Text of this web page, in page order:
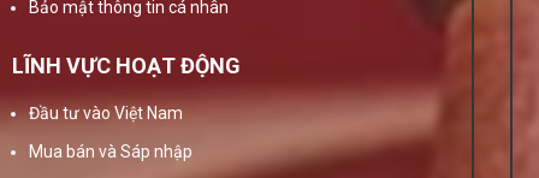
Bảo mật thông tin cá nhân
LĨNH VỰC HOẠT ĐỘNG
Đầu tư vào Việt Nam
Mua bán và Sáp nhập